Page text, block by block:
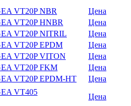
VT20P NBR
Цена
VT20P HNBR
Цена
VT20P NITRIL
Цена
VT20P EPDM
Цена
VT20P VITON
Цена
VT20P FKM
Цена
VT20P EPDM-HT
Цена
VT405
Цена